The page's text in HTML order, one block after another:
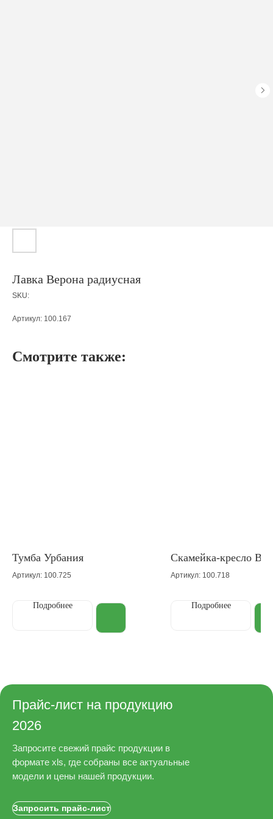
Лавка Верона радиусная
SKU:
Артикул: 100.167
Смотрите также:
Тумба Урбания
Артикул: 100.725
Подробнее
Скамейка-кресло
Артикул: 100.718
Подробнее
Прайс-лист на продукцию
2026
Запросите свежий прайс продукции в
формате xls, где собраны все актуальные
модели и цены нашей продукции.
Запросить прайс-лист